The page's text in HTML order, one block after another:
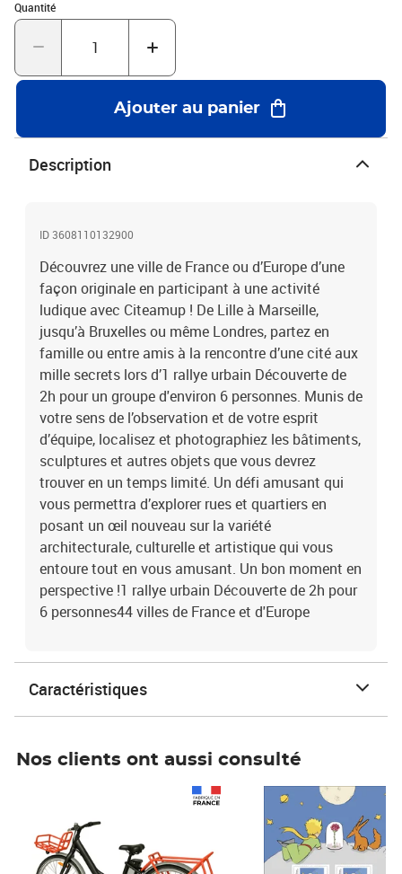
qui vous entoure tout en vous amusant. Un bon moment en
perspective !1 rallye urbain Découverte de 2h pour 6 personnes44
villes de France et d'Europe
Quantité
Quantité : 1
Ajouter au panier
Description
ID 3608110132900
Découvrez une ville de France ou d’Europe d’une
façon originale en participant à une activité
ludique avec Citeamup ! De Lille à Marseille,
jusqu’à Bruxelles ou même Londres, partez en
famille ou entre amis à la rencontre d’une cité aux
mille secrets lors d’1 rallye urbain Découverte de
2h pour un groupe d'environ 6 personnes. Munis de
votre sens de l’observation et de votre esprit
d’équipe, localisez et photographiez les bâtiments,
sculptures et autres objets que vous devrez
trouver en un temps limité. Un défi amusant qui
vous permettra d’explorer rues et quartiers en
posant un œil nouveau sur la variété
architecturale, culturelle et artistique qui vous
entoure tout en vous amusant. Un bon moment en
perspective !1 rallye urbain Découverte de 2h pour
6 personnes44 villes de France et d'Europe
Caractéristiques
Nos clients ont aussi consulté
Prix 6,25€ HT